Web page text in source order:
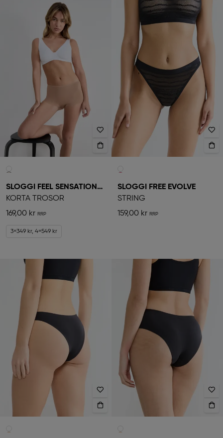
SLOGGI FEEL SENSATIONAL
KORTA TROSOR
169,00 kr
3=349 kr, 4=549 kr
SLOGGI FREE EVOLVE
STRING
159,00 kr